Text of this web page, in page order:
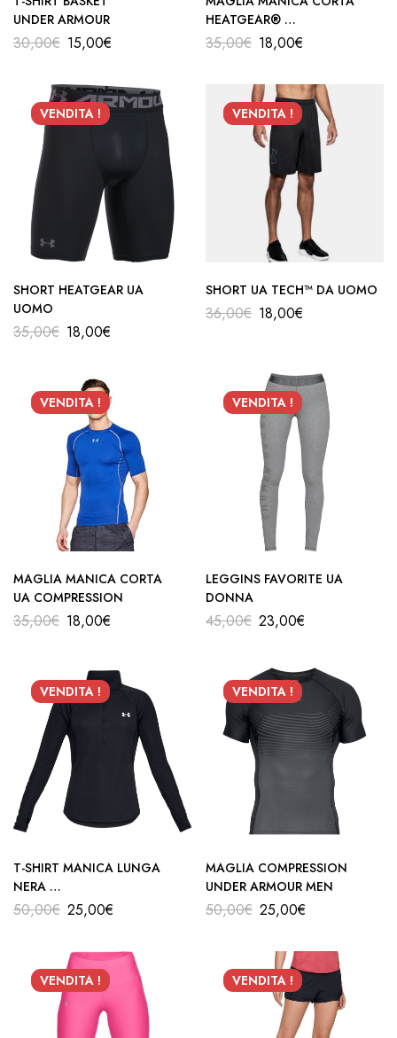
UNDER ARMOUR
30,00€ 15,00€
HEATGEAR®
UA DONNA
35,00€ 18,00€
VENDITA !
SHORT HEATGEAR UA
UOMO
35,00€ 18,00€
VENDITA !
SHORT UA TECH™ DA UOMO
36,00€ 18,00€
VENDITA !
MAGLIA MANICA CORTA
UA COMPRESSION
35,00€ 18,00€
VENDITA !
LEGGINS FAVORITE UA
DONNA
45,00€ 23,00€
VENDITA !
T-SHIRT MANICA LUNGA
NERA
UA
50,00€ 25,00€
VENDITA !
MAGLIA COMPRESSION
UNDER ARMOUR MEN
50,00€ 25,00€
VENDITA ! VENDITA !